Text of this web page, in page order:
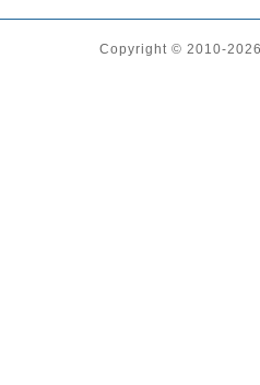
Copyright © 2010-